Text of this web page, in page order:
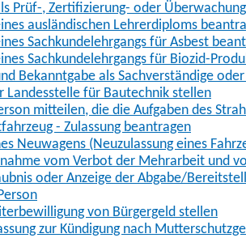
Prüf-, Zertifizierung- oder
ausländischen Lehrerdiploms
Sachkundelehrgangs für Asbest
Sachkundelehrgangs für Biozid-
Bekanntgabe als Sachverständige
Landesstelle für Bautechnik stellen
mitteilen, die die Aufgaben des
- Zulassung beantragen
Neuwagens (Neuzulassung eines
vom Verbot der Mehrarbeit und
oder Anzeige der Abgabe/
von Bürgergeld stellen
zur Kündigung nach